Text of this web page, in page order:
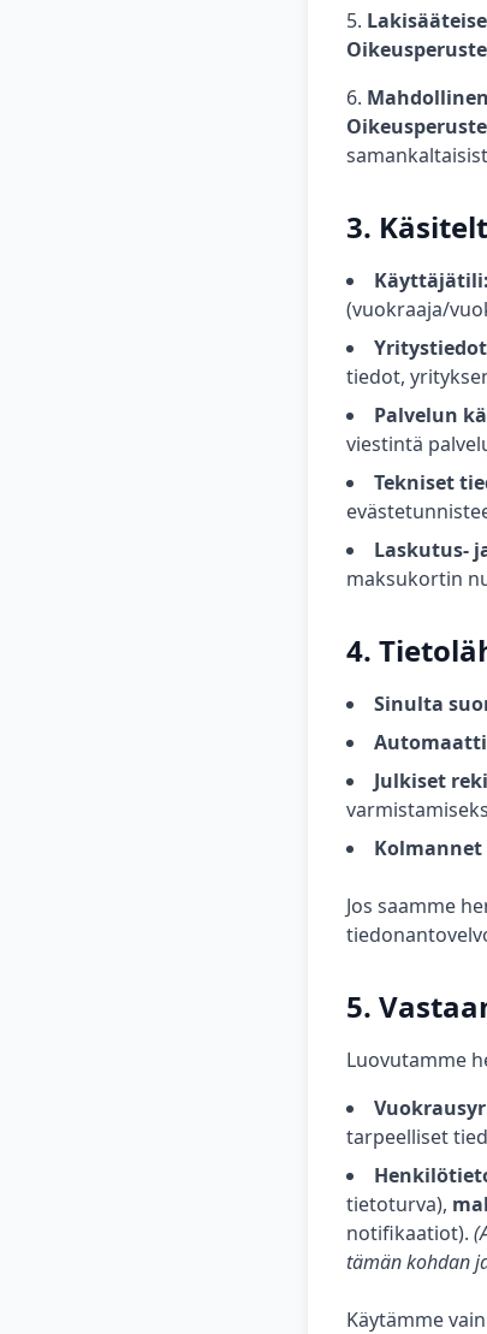
3.
Käyttäjätili:
(vuokraaja/
tiedot,
Palvelun
viestintä
Tekniset
Laskutus-
maksukortin
4.
Sinulta
Julkiset
Jos saamme
5.
Luovutamme
tarpeelliset
tietoturva),
notifikaatiot).
tämän kohdan
Käytämme